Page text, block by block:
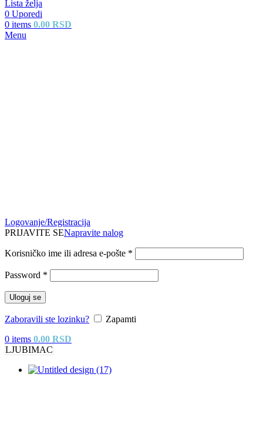
Lista želja
0 Uporedi
0 items 0.00 RSD
Menu
Logovanje/Registracija
PRIJAVITE SENapravite nalog
Korisničko ime ili adresa e-pošte *
Password *
Uloguj se
Zaboravili ste lozinku?
Zapamti
0 items 0.00 RSD
LJUBIMAC